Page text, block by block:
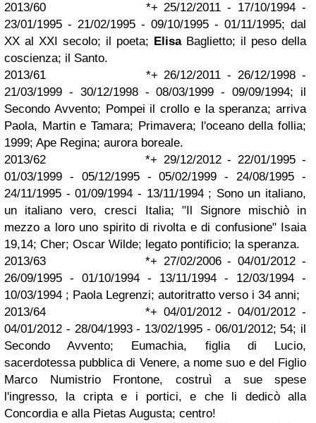
2013/60 *+ 25/12/2011 - 17/10/1994 -
23/01/1995 - 21/02/1995 - 09/10/1995 - 01/11/1995; dal
XX al XXI secolo; il poeta; ElisaBaglietto; il peso della
coscienza; il Santo.
2013/61 *+ 26/12/2011 - 26/12/1998 -
21/03/1999 - 30/12/1998 - 08/03/1999 - 09/09/1994; il
Secondo Avvento; Pompei il crollo e la speranza; arriva
Paola, Martin e Tamara; Primavera; l'oceano della follia;
1999; Ape Regina; aurora boreale.
2013/62 *+ 29/12/2012 - 22/01/1995 -
01/03/1999 - 05/12/1995 - 05/02/1999 - 24/08/1995 -
24/11/1995 - 01/09/1994 - 13/11/1994 ; Sono un italiano,
un italiano vero, cresci Italia; "Il Signore mischiò in
mezzo a loro uno spirito di rivolta e di confusione" Isaia
19,14; Cher; Oscar Wilde; legato pontificio; la speranza.
2013/63 *+ 27/02/2006 - 04/01/2012 -
26/09/1995 - 01/10/1994 - 13/11/1994 - 12/03/1994 -
10/03/1994 ; Paola Legrenzi; autoritratto verso i 34 anni;
2013/64 *+ 04/01/2012 - 04/01/2012 -
04/01/2012 - 28/04/1993 - 13/02/1995 - 06/01/2012; 54; il
Secondo Avvento; Eumachia, figlia di Lucio,
sacerdotessa pubblica di Venere, a nome suo e del Figlio
Marco Numistrio Frontone, costruì a sue spese
l'ingresso, la cripta e i portici, e che li dedicò alla
Concordia e alla Pietas Augusta; centro!